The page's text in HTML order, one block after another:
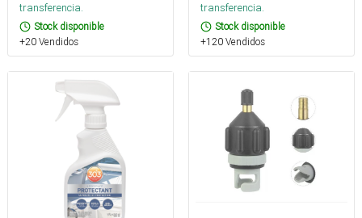
transferencia.
Stock disponible
+20 Vendidos
transferencia.
Stock disponible
+120 Vendidos